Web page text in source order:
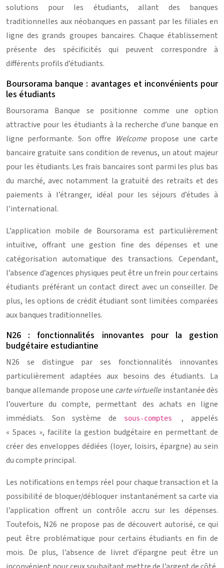
solutions pour les étudiants, allant des banques
traditionnelles aux néobanques en passant par les filiales en
ligne des grands groupes bancaires. Chaque établissement
présente des spécificités qui peuvent correspondre à
différents profils d’étudiants.
Boursorama banque : avantages et inconvénients pour
les étudiants
Boursorama Banque se positionne comme une option
attractive pour les étudiants à la recherche d’une banque en
ligne performante. Son offre Welcome propose une carte
bancaire gratuite sans condition de revenus, un atout majeur
pour les étudiants. Les frais bancaires sont parmi les plus bas
du marché, avec notamment la gratuité des retraits et des
paiements à l’étranger, idéal pour les séjours d’études à
l’international.
L’application mobile de Boursorama est particulièrement
intuitive, offrant une gestion fine des dépenses et une
catégorisation automatique des transactions. Cependant,
l’absence d’agences physiques peut être un frein pour certains
étudiants préférant un contact direct avec un conseiller. De
plus, les options de crédit étudiant sont limitées comparées
aux banques traditionnelles.
N26 : fonctionnalités innovantes pour la gestion
budgétaire estudiantine
N26 se distingue par ses fonctionnalités innovantes
particulièrement adaptées aux besoins des étudiants. La
banque allemande propose une carte virtuelleinstantanée dès
l’ouverture du compte, permettant des achats en ligne
immédiats. Son système de
sous-comptes , appelés
« Spaces », facilite la gestion budgétaire en permettant de
créer des enveloppes dédiées (loyer, loisirs, épargne) au sein
du compte principal.
Les notifications en temps réel pour chaque transaction et la
possibilité de bloquer/débloquer instantanément sa carte via
l’application offrent un contrôle accru sur les dépenses.
Toutefois, N26 ne propose pas de découvert autorisé, ce qui
peut être problématique pour certains étudiants en fin de
mois. De plus, l’absence de livret d’épargne peut être un